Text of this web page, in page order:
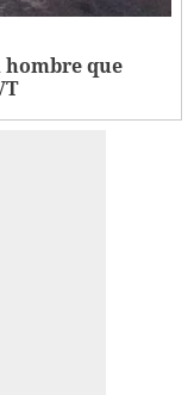
hombre que